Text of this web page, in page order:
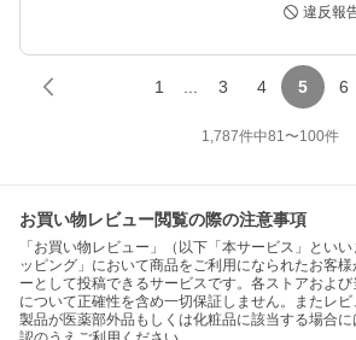
違反報
1 3 4 5 6
1,787件中81〜100件
お買い物レビュー閲覧の際の注意事項
「お買い物レビュー」（以下「本サービス」とい
ッピング」において商品をご利用になられたお客
ーとして投稿できるサービスです。各ストアおよ
について正確性を含め一切保証しません。またレビ
製品が医薬部外品もしくは化粧品に該当する場合